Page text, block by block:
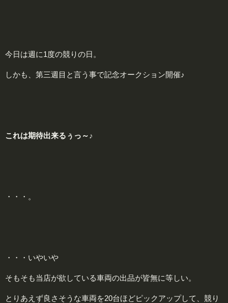
今日は週に1度の競りの日。
しかも、第三週目と言う事で記念オークション開催♪
これは期待出来るぅっ～♪
・・・。
・・・いやいや
そもそも当店が欲している車両の出品が皆無に等しい。
とりあえず良さそうな車両を20台ほどピックアップして、競り